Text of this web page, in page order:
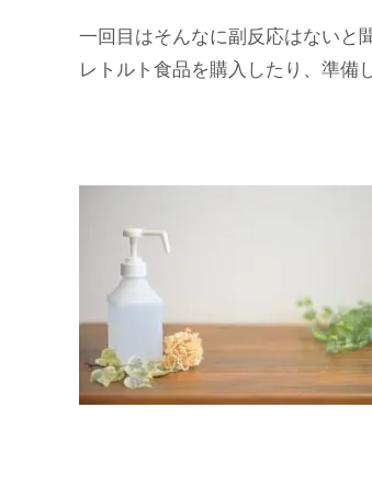
一回目はそんなに副反応はないと
レトルト食品を購入したり、準備